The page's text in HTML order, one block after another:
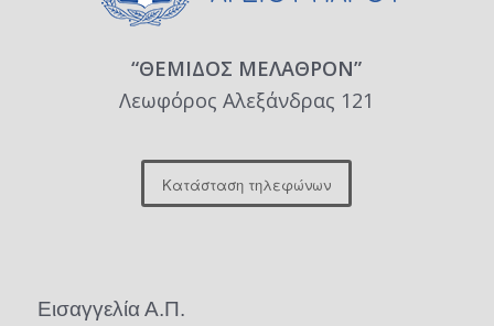
“ΘΕΜΙΔΟΣ ΜΕΛΑΘΡΟΝ”
Λεωφόρος Αλεξάνδρας 121
Κατάσταση τηλεφώνων
Εισαγγελία Α.Π.